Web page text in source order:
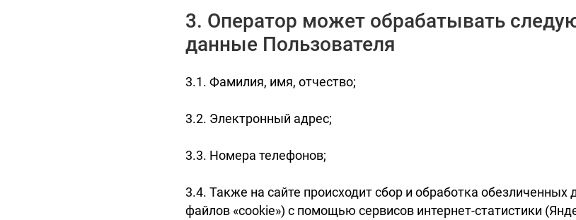
3. Оператор может обрабатывать
данные Пользователя
3.1. Фамилия, имя, отчество;
3.2. Электронный адрес;
3.3. Номера телефонов;
3.4. Также на сайте происходит сбор и обработка обезличенных
файлов «cookie») с помощью сервисов интернет-статистики